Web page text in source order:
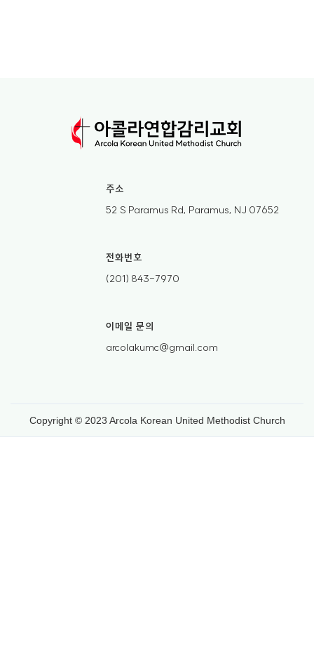
주소
52 S Paramus Rd, Paramus, NJ 07652
전화번호
(201) 843-7970
이메일 문의
arcolakumc@gmail.com
Copyright © 2023 Arcola Korean United Methodist Church